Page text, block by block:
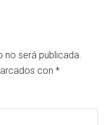
será publicada.
con*